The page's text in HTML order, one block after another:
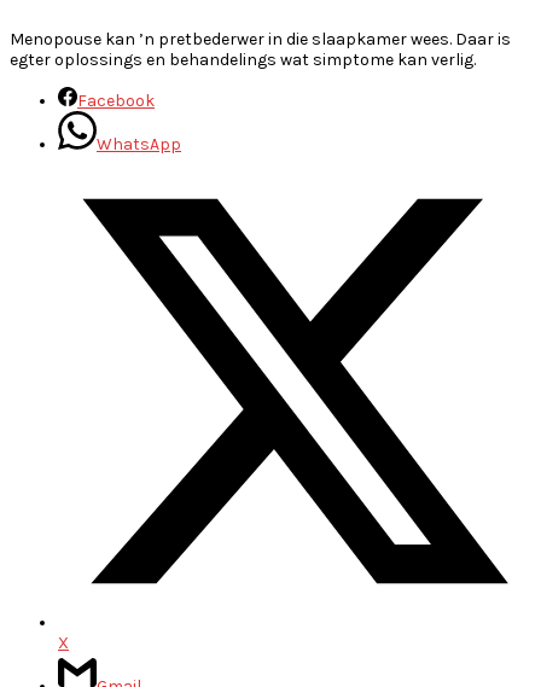
Menopouse kan ’n pretbederwer in die slaapkamer wees. Daar is
egter oplossings en behandelings wat simptome kan verlig.
Facebook
WhatsApp
X